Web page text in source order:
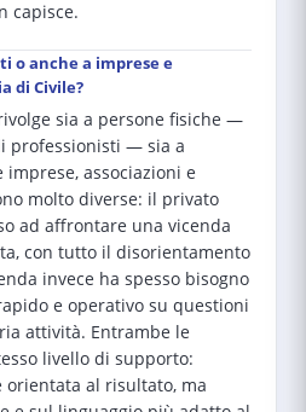
capisce.
o anche a imprese e
di Civile?
sia a persone fisiche —
professionisti — sia a
associazioni e
molto diverse: il privato
ad affrontare una vicenda
con tutto il disorientamento
invece ha spesso bisogno
e operativo su questioni
attività. Entrambe le
livello di supporto:
orientata al risultato, ma